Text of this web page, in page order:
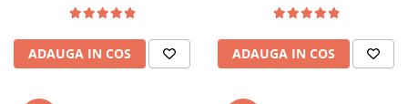
ADAUGA IN COS ADAUGA IN COS